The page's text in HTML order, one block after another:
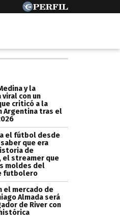
y la
con un
criticó a la
Argentina tras el
el fútbol desde
que era
de
el streamer que
moldes del
futbolero
el mercado de
Almada será
de River con